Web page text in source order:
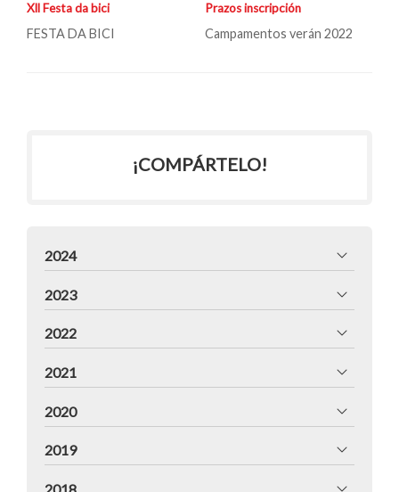
Xll Festa da bici
FESTA DA BICI
Prazos inscripción
Campamentos verán 2022
¡COMPÁRTELO!
2024
2023
2022
2021
2020
2019